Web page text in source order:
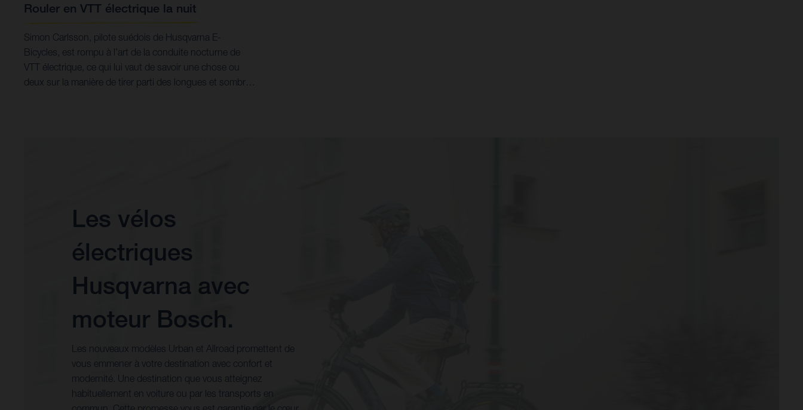
Rouler en VTT électrique la nuit
Simon Carlsson, pilote suédois de Husqvarna E-
Bicycles, est rompu à l’art de la conduite nocturne de
VTT électrique, ce qui lui vaut de savoir une chose ou
deux sur la manière de tirer parti des longues et sombres
Les nouveaux modèles Urban et Allroad promettent de
vous emmener à votre destination avec confort et
modernité. Une destination que vous atteignez
habituellement en voiture ou par les transports en
Les vélos
électriques
Husqvarna avec
moteur Bosch.